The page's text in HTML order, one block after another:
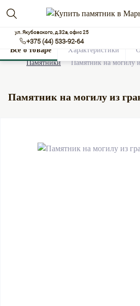
ул. Якубовского, д.32а, офис 25
+375 (44) 533-92-64
Памятники Памятник на могилу
Памятник на могилу из
Все о товаре Характеристики